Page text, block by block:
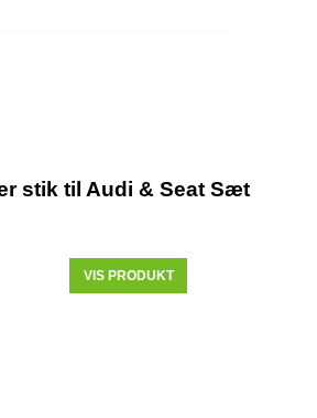
stik til Audi & Seat Sæt
VIS PRODUKT